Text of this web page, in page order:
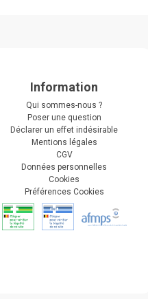
Information
Qui sommes-nous ?
Poser une question
Déclarer un effet indésirable
Mentions légales
CGV
Données personnelles
Cookies
Préférences Cookies